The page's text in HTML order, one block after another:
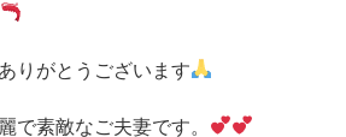
りがとうございます
素敵なご夫妻です。